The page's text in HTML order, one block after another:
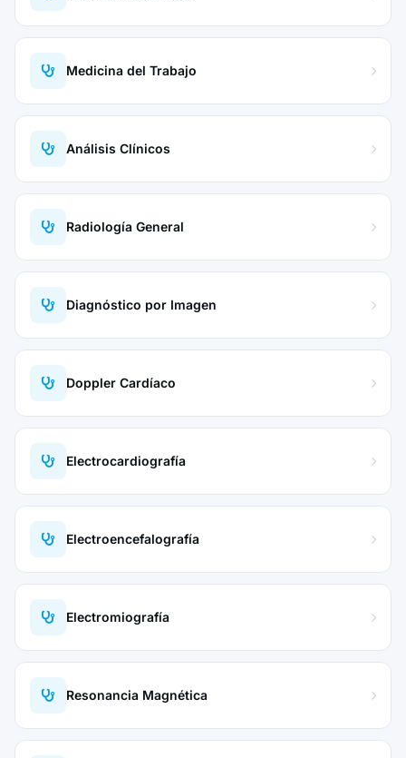
Medicina del Trabajo
Análisis Clínicos
Radiología General
Diagnóstico por Imagen
Doppler Cardíaco
Electrocardiografía
Electroencefalografía
Electromiografía
Resonancia Magnética